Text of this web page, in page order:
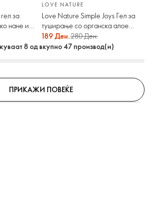
за
нане и
LOVE NATURE
Love Nature Simple Joys Гел за
туширање со органска алое
вера
189 Ден.280 Ден.
8 од вкупно 47 производ(и)
ПРИКАЖИ ПОВЕЌЕ